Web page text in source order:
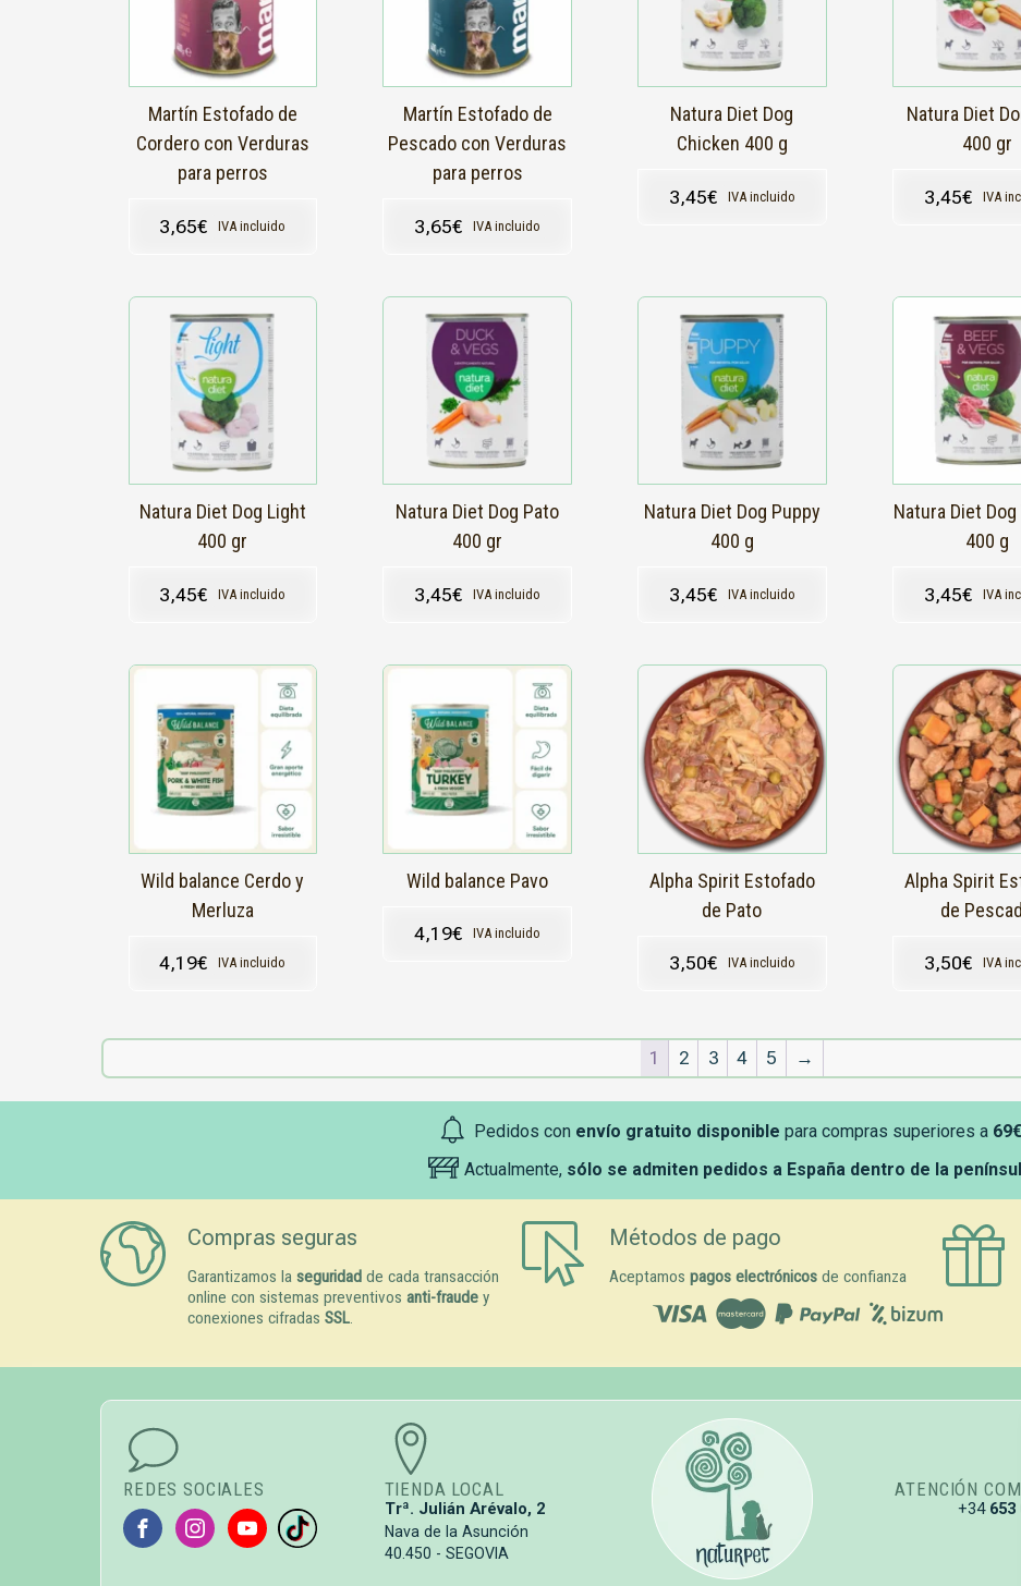
Martín Estofado de
Cordero con Verduras
para perros
3,65€ IVA incluido
Martín Estofado de
Pescado con Verduras
para perros
3,65€ IVA incluido
Natura Diet Dog
Chicken 400 g
3,45€ IVA incluido
Natura Diet
400 gr
3,45€ IVA
Natura Diet Dog Light
400 gr
3,45€ IVA incluido
Natura Diet Dog Pato
400 gr
3,45€ IVA incluido
Natura Diet Dog Puppy
400 g
3,45€ IVA incluido
Natura Diet
400 g
3,45€ IVA
Wild balance Cerdo y
Merluza
4,19€ IVA incluido
Wild balance Pavo
4,19€ IVA incluido
Alpha Spirit Estofado
de Pato
3,50€ IVA incluido
Alpha Spirit
de
3,50€ IVA
1 2 3 4 5 →
Pedidos con envío gratuito disponible para compras superiores a 69€
Actualmente, sólo se admiten pedidos a España dentro de la
Compras seguras
Garantizamos la seguridad de cada transacción
online con sistemas preventivos anti-fraude y
conexiones cifradas SSL.
Métodos de pago
Aceptamos pagos electrónicosde confianza
REDES SOCIALES TIENDA LOCAL
Trª. Julián Arévalo, 2
Nava de la Asunción
40.450 - SEGOVIA
ATENCIÓN
+34 653